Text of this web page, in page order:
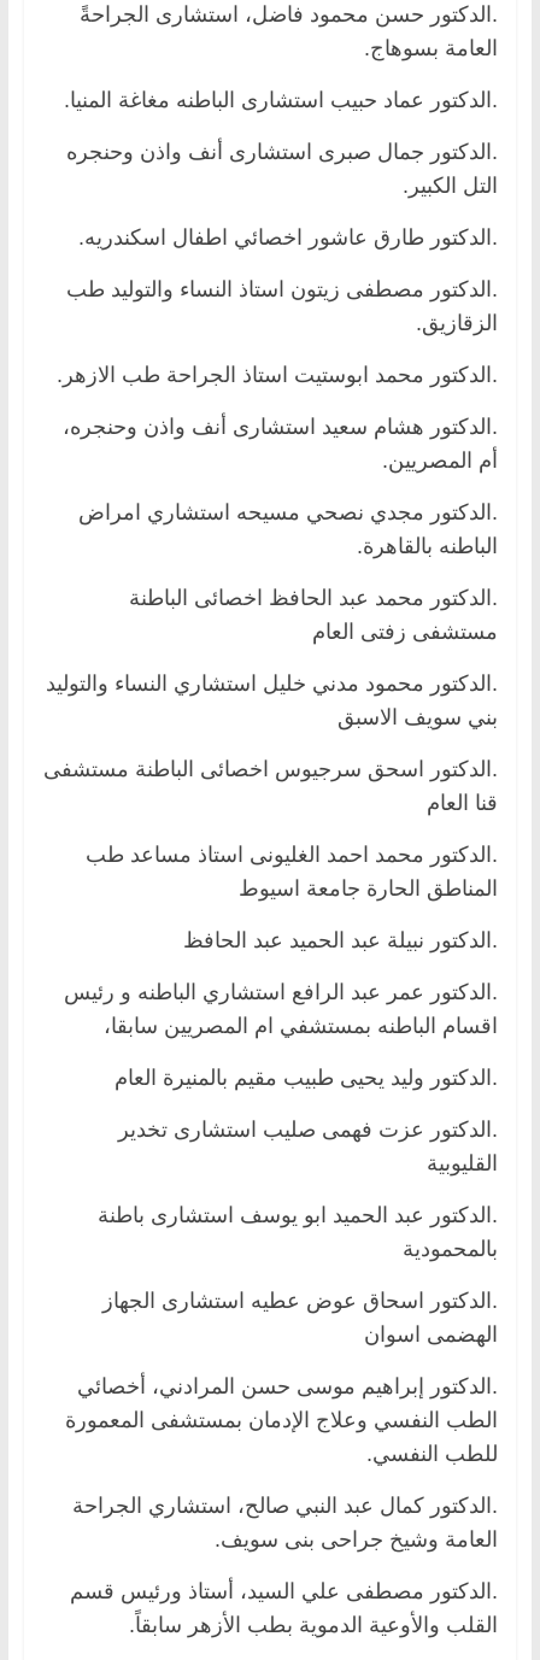
.الدكتور حسن محمود فاضل، استشارى الجراحةً
العامة بسوهاج.
.الدكتور عماد حبيب استشارى الباطنه مغاغة المنيا.
.الدكتور جمال صبرى استشارى أنف واذن وحنجره
التل الكبير.
.الدكتور طارق عاشور اخصائي اطفال اسكندريه.
.الدكتور مصطفى زيتون استاذ النساء والتوليد طب
الزقازيق.
.الدكتور محمد ابوستيت استاذ الجراحة طب الازهر.
.الدكتور هشام سعيد استشارى أنف واذن وحنجره،
أم المصريين.
.الدكتور مجدي نصحي مسيحه استشاري امراض
الباطنه بالقاهرة.
.الدكتور محمد عبد الحافظ اخصائى الباطنة
مستشفى زفتى العام
.الدكتور محمود مدني خليل استشاري النساء والتوليد
بني سويف الاسبق
.الدكتور اسحق سرجيوس اخصائى الباطنة مستشفى
قنا العام
.الدكتور محمد احمد الغليونى استاذ مساعد طب
المناطق الحارة جامعة اسيوط
.الدكتور نبيلة عبد الحميد عبد الحافظ
.الدكتور عمر عبد الرافع استشاري الباطنه و رئيس
اقسام الباطنه بمستشفي ام المصريين سابقا،
.الدكتور وليد يحيى طبيب مقيم بالمنيرة العام
.الدكتور عزت فهمى صليب استشارى تخدير
القليوبية
.الدكتور عبد الحميد ابو يوسف استشارى باطنة
بالمحمودية
.الدكتور اسحاق عوض عطيه استشارى الجهاز
الهضمى اسوان
.الدكتور إبراهيم موسى حسن المرادني، أخصائي
الطب النفسي وعلاج الإدمان بمستشفى المعمورة
للطب النفسي.
.الدكتور كمال عبد النبي صالح، استشاري الجراحة
العامة وشيخ جراحى بنى سويف.
.الدكتور مصطفى علي السيد، أستاذ ورئيس قسم
القلب والأوعية الدموية بطب الأزهر سابقاً.